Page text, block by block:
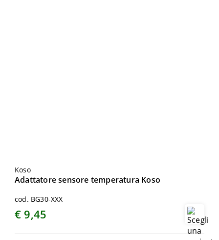
Koso
Adattatore sensore temperatura Koso
cod. BG30-XXX
€ 9,45